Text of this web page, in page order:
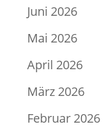
Juni 2026
Mai 2026
April 2026
März 2026
Februar 2026